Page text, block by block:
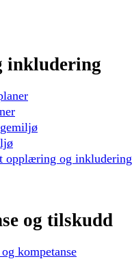
inkludering
opplæring og inkludering
og tilskudd
kompetanse